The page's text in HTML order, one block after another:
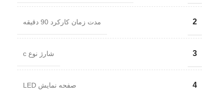
2 مدت زمان کارکرد 90 دقیقه
3 شارژ نوع c
4 صفحه نمایش LED